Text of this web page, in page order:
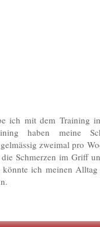
ich mit dem Training
haben meine
zweimal pro
Schmerzen im Griff
ich meinen